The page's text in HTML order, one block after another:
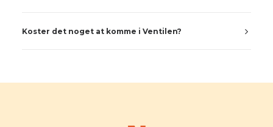
Koster det noget at komme i Ventilen?